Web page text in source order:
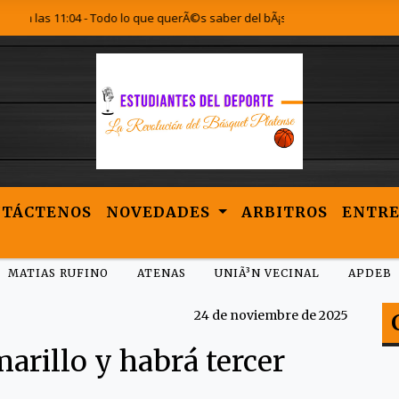
- Todo lo que querÃ©s saber del bÃ¡squet Platense lo encontrÃ¡s
NOVEDADES ARBITROS
MATIAS RUFINO ATENAS UNIÃ³N VECINAL APDEB
24 de noviembre de 2025
y habrá tercer